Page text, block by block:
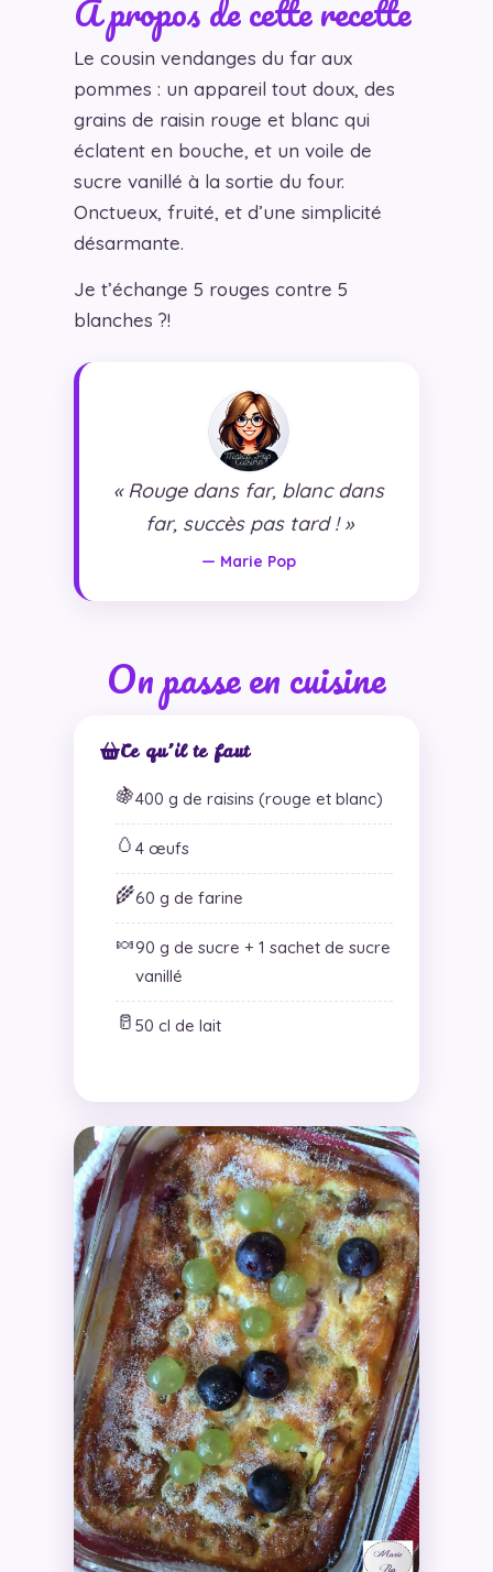
À propos de cette recette
Le cousin vendanges du far aux
pommes : un appareil tout doux, des
grains de raisin rouge et blanc qui
éclatent en bouche, et un voile de
sucre vanillé à la sortie du four.
Onctueux, fruité, et d’une simplicité
désarmante.
Je t’échange 5 rouges contre 5
blanches ?!
« Rouge dans far, blanc dans
far, succès pas tard ! »
— Marie Pop
On passe en cuisine
Ce qu’il te faut
🍇400 g de raisins (rouge et blanc)
🥚 4 œufs
🌾60 g de farine
🍬90 g de sucre + 1 sachet de sucre
vanillé
🥛 50 cl de lait